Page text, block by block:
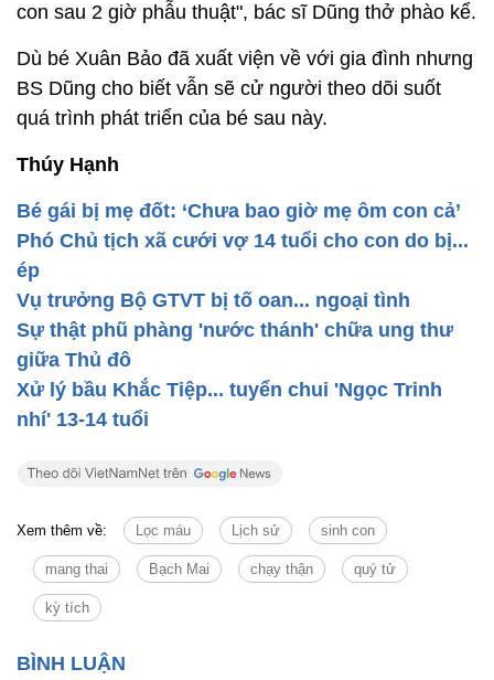
con sau 2 giờ phẫu thuật", bác sĩ Dũng thở phào kể.
Dù bé Xuân Bảo đã xuất viện về với gia đình nhưng
BS Dũng cho biết vẫn sẽ cử người theo dõi suốt
quá trình phát triển của bé sau này.
Thúy Hạnh
Bé gái bị mẹ đốt: ‘Chưa bao giờ mẹ ôm con cả’
Phó Chủ tịch xã cưới vợ 14 tuổi cho con do bị...
ép
Vụ trưởng Bộ GTVT bị tố oan... ngoại tình
Sự thật phũ phàng 'nước thánh' chữa ung thư
giữa Thủ đô
Xử lý bầu Khắc Tiệp... tuyển chui 'Ngọc Trinh
nhí' 13-14 tuổi
Xem thêm về: Lọc máu Lịch sử sinh con
mang thai Bạch Mai chạy thận quý tử
kỳ tích